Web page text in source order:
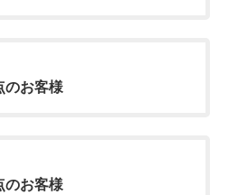
のお客様
のお客様